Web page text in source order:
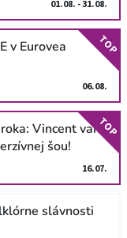
01.08. - 31.08.
v Eurovea
06.08.
TOP
Vincent van
šou!
16.07.
TOP
slávnosti